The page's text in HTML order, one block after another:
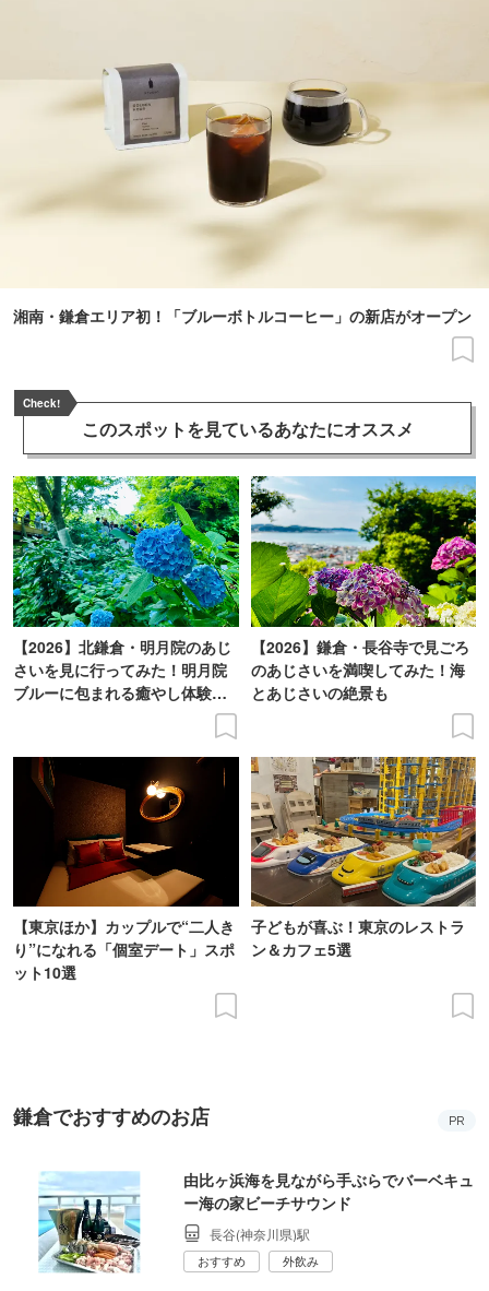
湘南・鎌倉エリア初！「ブルーボトルコーヒー」の新店がオープン
Check!
このスポットを見ているあなたにオススメ
【2026】北鎌倉・明月院のあじ
さいを見に行ってみた！明月院
ブルーに包まれる癒やし体験レ
【2026】鎌倉・長谷寺で見ごろ
のあじさいを満喫してみた！海
とあじさいの絶景も
【東京ほか】カップルで“二人き
り”になれる「個室デート」スポ
ット10選
子どもが喜ぶ！東京のレストラ
ン＆カフェ5選
鎌倉でおすすめのお店 PR
由比ヶ浜海を見ながら手ぶらでバーベキュ
ー海の家ビーチサウンド
長谷(神奈川県)駅
おすすめ 外飲み